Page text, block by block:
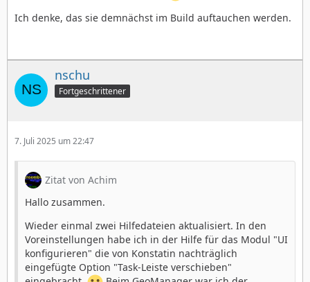
Ich denke, das sie demnächst im Build auftauchen werden.
nschu
Fortgeschrittener
7. Juli 2025 um 22:47
Zitat von Achim
Hallo zusammen.
Wieder einmal zwei Hilfedateien aktualisiert. In den
Voreinstellungen habe ich in der Hilfe für das Modul "UI
konfigurieren" die von Konstatin nachträglich
eingefügte Option "Task-Leiste verschieben"